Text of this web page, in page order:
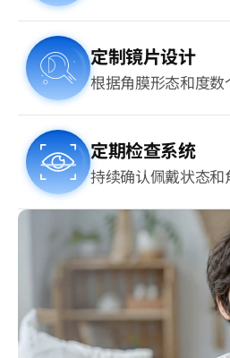
定制镜片设计
根据角膜形态和度数
定期检查系统
持续确认佩戴状态和